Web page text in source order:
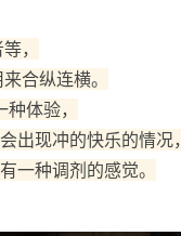
，
合纵连横。
体验，
出现冲的快乐的情况，
一种调剂的感觉。